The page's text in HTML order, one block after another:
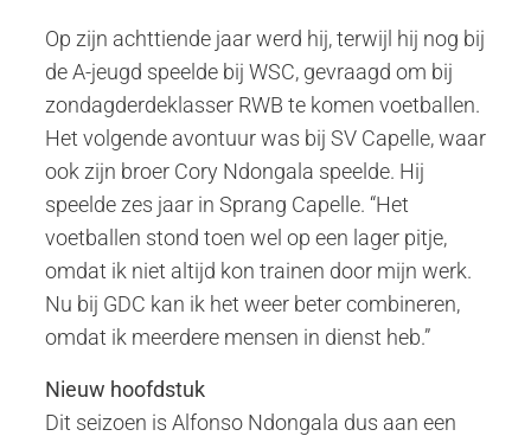
Op zijn achttiende jaar werd hij, terwijl hij nog bij
de A-jeugd speelde bij WSC, gevraagd om bij
zondagderdeklasser RWB te komen voetballen.
Het volgende avontuur was bij SV Capelle, waar
ook zijn broer Cory Ndongala speelde. Hij
speelde zes jaar in Sprang Capelle. “Het
voetballen stond toen wel op een lager pitje,
omdat ik niet altijd kon trainen door mijn werk.
Nu bij GDC kan ik het weer beter combineren,
omdat ik meerdere mensen in dienst heb.”
Nieuw hoofdstuk
Dit seizoen is Alfonso Ndongala dus aan een